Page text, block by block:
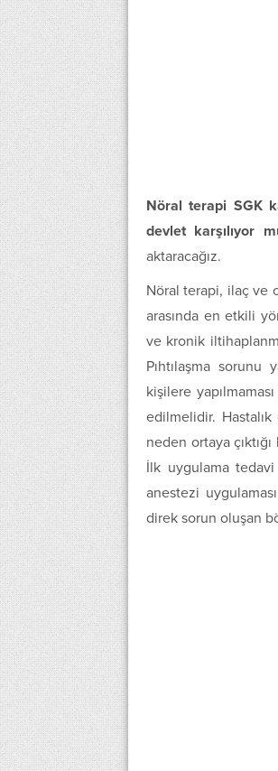
Nöral terapi SGK
devlet karşılıyor
aktaracağız.
Nöral terapi, ilaç ve
arasında en etkili
ve kronik
Pıhtılaşma
kişilere
edilmelidir.
neden ortaya
İlk uygulama
anestezi
direk sorun oluşan